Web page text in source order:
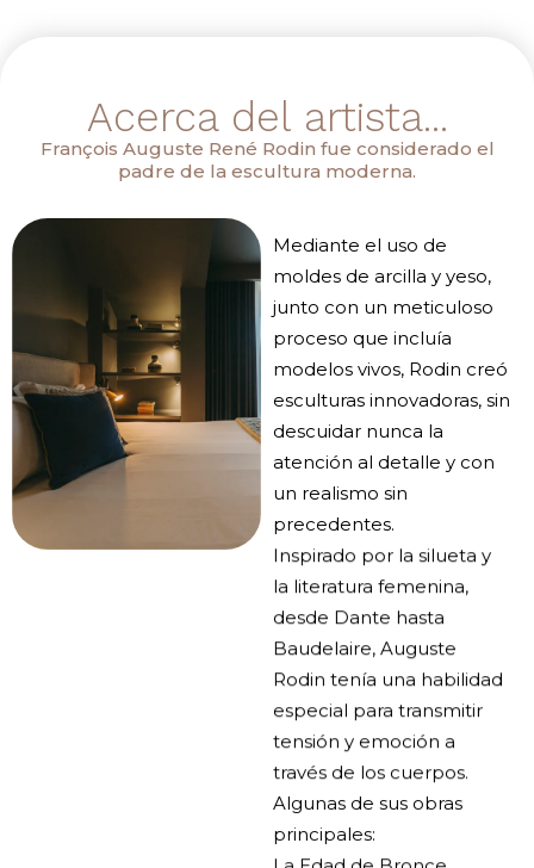
Acerca del artista...
François Auguste René Rodin fue considerado el
padre de la escultura moderna.
Mediante el uso de
moldes de arcilla y yeso,
junto con un meticuloso
proceso que incluía
modelos vivos, Rodin creó
esculturas innovadoras, sin
descuidar nunca la
atención al detalle y con
un realismo sin
precedentes.
Inspirado por la silueta y
la literatura femenina,
desde Dante hasta
Baudelaire, Auguste
Rodin tenía una habilidad
especial para transmitir
tensión y emoción a
través de los cuerpos.
Algunas de sus obras
principales: